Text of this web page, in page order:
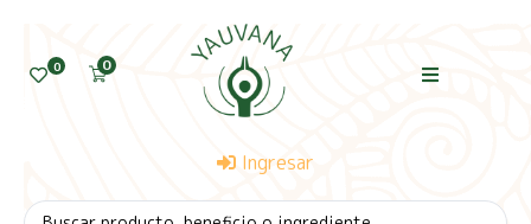
0 0
Ingresar